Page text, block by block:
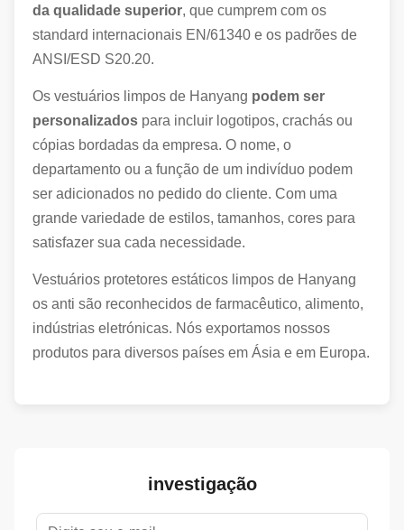
da qualidade superior, que cumprem com os
standard internacionais EN/61340 e os padrões de
ANSI/ESD S20.20.
Os vestuários limpos de Hanyang podem ser
personalizados para incluir logotipos, crachás ou
cópias bordadas da empresa. O nome, o
departamento ou a função de um indivíduo podem
ser adicionados no pedido do cliente. Com uma
grande variedade de estilos, tamanhos, cores para
satisfazer sua cada necessidade.
Vestuários protetores estáticos limpos de Hanyang
os anti são reconhecidos de farmacêutico, alimento,
indústrias eletrónicas. Nós exportamos nossos
produtos para diversos países em Ásia e em Europa.
investigação